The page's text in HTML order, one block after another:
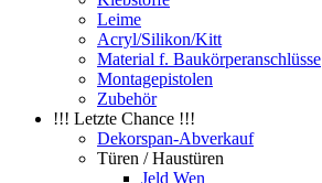
Leime
Acryl/Silikon/Kitt
Material f. Baukörperanschlüsse
Montagepistolen
Zubehör
!!! Letzte Chance !!!
Dekorspan-Abverkauf
Türen / Haustüren
Jeld Wen